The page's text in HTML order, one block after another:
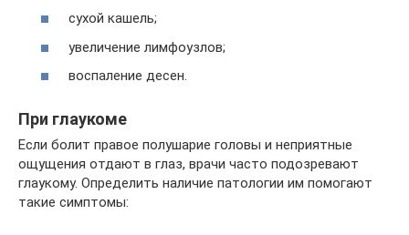
сухой кашель;
увеличение лимфоузлов;
воспаление десен.
При глаукоме
Если болит правое полушарие головы и неприятные
ощущения отдают в глаз, врачи часто подозревают
глаукому. Определить наличие патологии им помогают
такие симптомы: